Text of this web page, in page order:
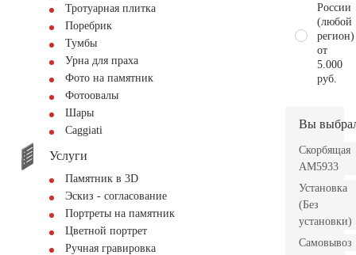
Тротуарная плитка
Поребрик
Тумбы
Урна для праха
Фото на памятник
Фотоовалы
Шары
Сaggiati
Услуги
Памятник в 3D
Эскиз - согласование
Портреты на памятник
Цветной портрет
Ручная гравировка
России
(любой
регион)
от
5.000
руб.
Вы
Скорбящая
AM5933
Установка
(Без
установки)
Самовывоз